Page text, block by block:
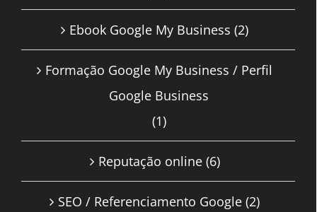
Ebook Google My Business (2)
Formação Google My Business / Perfil
Google Business
(1)
Reputação online (6)
SEO / Referenciamento Google (2)